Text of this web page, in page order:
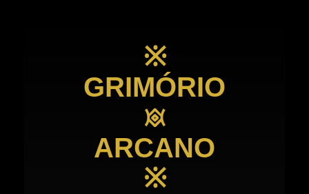
※
GRIMÓRIO
𖥜
ARCANO
※